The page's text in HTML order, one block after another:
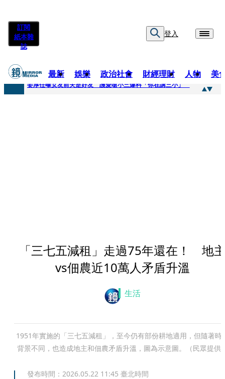
訂閱
紙本雜
誌
登入
最新 娛樂 政治社會 財經理財 人物 美
快訊
姜厚任曝女友前夫是好友 護愛嗆小三爆料「你在講三小」
「三七五減租」走過75年還在！ 地
vs佃農近10萬人矛盾升溫
生活
1951年實施的「三七五減租」，至今仍有部份耕地適用，但隨著時
背景不同，也造成地主和佃農矛盾升溫，圖為示意圖。（民眾提供
發布時間： 2026.05.22 11:45 臺北時間